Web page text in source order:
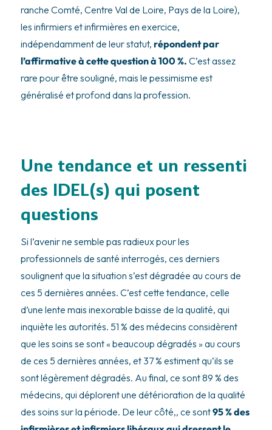
ranche Comté, Centre Val de Loire, Pays de la Loire),
les infirmiers et infirmières en exercice,
indépendamment de leur statut, répondent par
l’affirmative à cette question à 100 %. C’est assez
rare pour être souligné, mais le pessimisme est
généralisé et profond dans la profession.
Une tendance et un ressenti
des IDEL(s) qui posent
questions
Si l’avenir ne semble pas radieux pour les
professionnels de santé interrogés, ces derniers
soulignent que la situation s’est dégradée au cours de
ces 5 dernières années. C’est cette tendance, celle
d’une lente mais inexorable baisse de la qualité, qui
inquiète les autorités. 51 % des médecins considèrent
que les soins se sont « beaucoup dégradés » au cours
de ces 5 dernières années, et 37 % estiment qu’ils se
sont légèrement dégradés. Au final, ce sont 89 % des
médecins, qui déplorent une détérioration de la qualité
des soins sur la période. De leur côté,, ce sont95 % des